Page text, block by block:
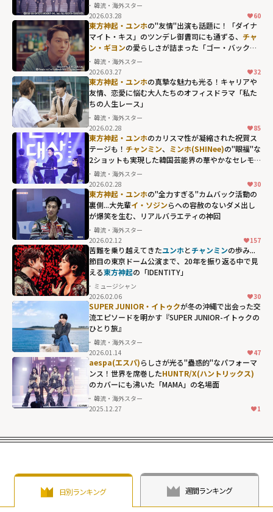
韓流・海外スター
2026.03.28
60
チャン・ギヨン
の愛らしさが詰
まった「ゴー・
バック夫婦」"
width="304"
height="203"
loading="lazy"
fetchpriority="h
igh">
東方神起・ユンホの"友情"出演も話題に！「ダイナ
マイト・キス」のツンデレ御曹司にも通ずる、 チャ
ン・ギヨンの愛らしさが詰まった「ゴー・バック夫
婦」
韓流・海外スター
2026.03.27
32
東方神起・ユンホの真摯な魅力も光る！キャリアや
友情、恋愛に悩む大人たちのオフィスドラマ「私た
ちの人生レース」
韓流・海外スター
2026.02.28
85
東方神起・ユンホのカリスマ性が凝縮された祝賀ス
テージも！ チャンミン、 ミンホ(SHINee)の"眼福"な
2ショットも実現した韓国芸能界の華やかなセレモ
ニー
韓流・海外スター
2026.02.28
30
イ・ソジンらへ
の容赦のないダ
メ出しが爆笑を
生む、リアルバ
ラエティの神回"
width="304"
height="203"
loading="lazy"
fetchpriority="h
igh">
東方神起・ユンホの"全力すぎる"カムバック活動の
裏側...大先輩イ・ソジンらへの容赦のないダメ出し
が爆笑を生む、リアルバラエティの神回
韓流・海外スター
2026.02.12
157
苦難を乗り越えてきたユンホとチャンミンの歩み...
節目の東京ドーム公演まで、20年を振り返る中で見
える東方神起の「IDENTITY」
ミュージシャン
2026.02.06
30
SUPER JUNIOR・イトゥクが冬の沖縄で出会った交
流エピソードを明かす『SUPER JUNIOR-イトゥクの
ひとり旅』
韓流・海外スター
2026.01.14
47
ーにも沸いた
面" width="304"
height="203"
loading="lazy"
aespa(エスパ)らしさが光る"蠱惑的"なパフォーマ
ンス！世界を席巻したHUNTR/X(ハントリックス)
のカバーにも沸いた「MAMA」の名場面
韓流・海外スター
2025.12.27
1
日別ランキング 週間ランキング